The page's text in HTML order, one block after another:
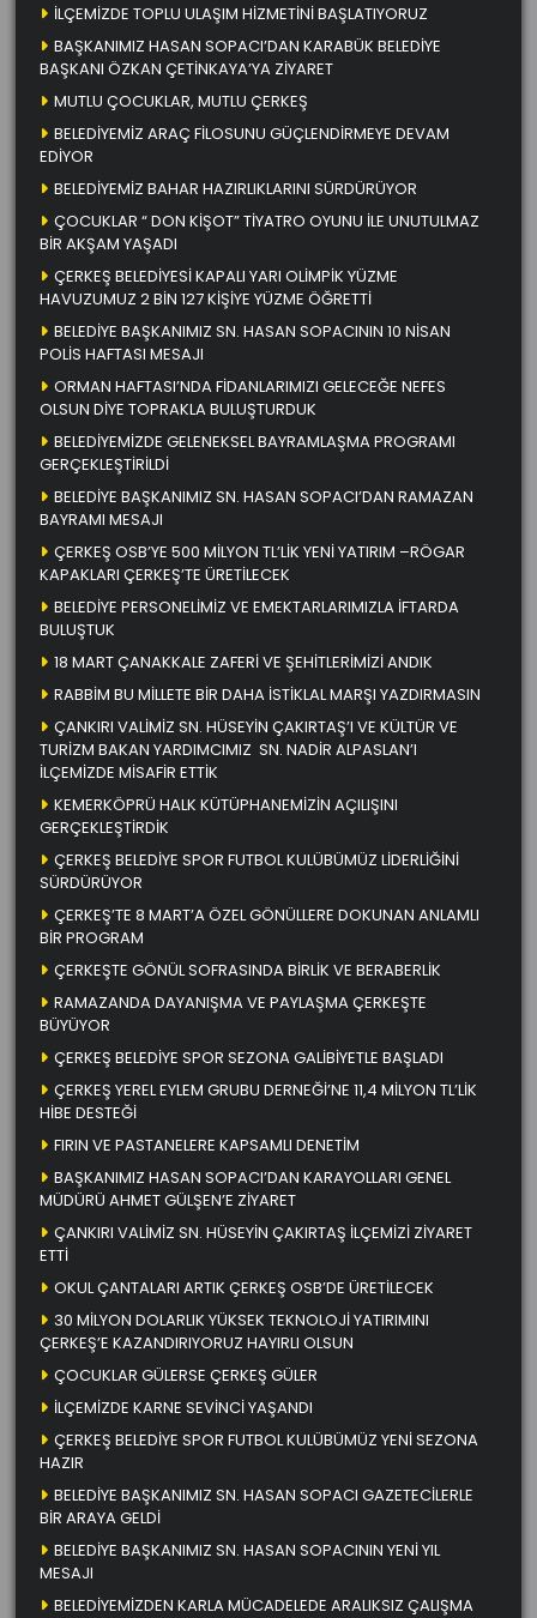
İLÇEMİZDE TOPLU ULAŞIM HİZMETİNİ BAŞLATIYORUZ
BAŞKANIMIZ HASAN SOPACI’DAN KARABÜK BELEDİYE
BAŞKANI ÖZKAN ÇETİNKAYA’YA ZİYARET
MUTLU ÇOCUKLAR, MUTLU ÇERKEŞ
BELEDİYEMİZ ARAÇ FİLOSUNU GÜÇLENDİRMEYE DEVAM
EDİYOR
BELEDİYEMİZ BAHAR HAZIRLIKLARINI SÜRDÜRÜYOR
ÇOCUKLAR “ DON KİŞOT” TİYATRO OYUNU İLE UNUTULMAZ
BİR AKŞAM YAŞADI
ÇERKEŞ BELEDİYESİ KAPALI YARI OLİMPİK YÜZME
HAVUZUMUZ 2 BİN 127 KİŞİYE YÜZME ÖĞRETTİ
BELEDİYE BAŞKANIMIZ SN. HASAN SOPACININ 10 NİSAN
POLİS HAFTASI MESAJI
ORMAN HAFTASI’NDA FİDANLARIMIZI GELECEĞE NEFES
OLSUN DİYE TOPRAKLA BULUŞTURDUK
BELEDİYEMİZDE GELENEKSEL BAYRAMLAŞMA PROGRAMI
GERÇEKLEŞTİRİLDİ
BELEDİYE BAŞKANIMIZ SN. HASAN SOPACI’DAN RAMAZAN
BAYRAMI MESAJI
ÇERKEŞ OSB’YE 500 MİLYON TL’LİK YENİ YATIRIM –RÖGAR
KAPAKLARI ÇERKEŞ’TE ÜRETİLECEK
BELEDİYE PERSONELİMİZ VE EMEKTARLARIMIZLA İFTARDA
BULUŞTUK
18 MART ÇANAKKALE ZAFERİ VE ŞEHİTLERİMİZİ ANDIK
RABBİM BU MİLLETE BİR DAHA İSTİKLAL MARŞI YAZDIRMASIN
ÇANKIRI VALİMİZ SN. HÜSEYİN ÇAKIRTAŞ’I VE KÜLTÜR VE
TURİZM BAKAN YARDIMCIMIZ SN. NADİR ALPASLAN’I
İLÇEMİZDE MİSAFİR ETTİK
KEMERKÖPRÜ HALK KÜTÜPHANEMİZİN AÇILIŞINI
GERÇEKLEŞTİRDİK
ÇERKEŞ BELEDİYE SPOR FUTBOL KULÜBÜMÜZ LİDERLİĞİNİ
SÜRDÜRÜYOR
ÇERKEŞ’TE 8 MART’A ÖZEL GÖNÜLLERE DOKUNAN ANLAMLI
BİR PROGRAM
ÇERKEŞTE GÖNÜL SOFRASINDA BİRLİK VE BERABERLİK
RAMAZANDA DAYANIŞMA VE PAYLAŞMA ÇERKEŞTE
BÜYÜYOR
ÇERKEŞ BELEDİYE SPOR SEZONA GALİBİYETLE BAŞLADI
ÇERKEŞ YEREL EYLEM GRUBU DERNEĞİ’NE 11,4 MİLYON TL’LİK
HİBE DESTEĞİ
FIRIN VE PASTANELERE KAPSAMLI DENETİM
BAŞKANIMIZ HASAN SOPACI’DAN KARAYOLLARI GENEL
MÜDÜRÜ AHMET GÜLŞEN’E ZİYARET
ÇANKIRI VALİMİZ SN. HÜSEYİN ÇAKIRTAŞ İLÇEMİZİ ZİYARET
ETTİ
OKUL ÇANTALARI ARTIK ÇERKEŞ OSB’DE ÜRETİLECEK
30 MİLYON DOLARLIK YÜKSEK TEKNOLOJİ YATIRIMINI
ÇERKEŞ’E KAZANDIRIYORUZ HAYIRLI OLSUN
ÇOCUKLAR GÜLERSE ÇERKEŞ GÜLER
İLÇEMİZDE KARNE SEVİNCİ YAŞANDI
ÇERKEŞ BELEDİYE SPOR FUTBOL KULÜBÜMÜZ YENİ SEZONA
HAZIR
BELEDİYE BAŞKANIMIZ SN. HASAN SOPACI GAZETECİLERLE
BİR ARAYA GELDİ
BELEDİYE BAŞKANIMIZ SN. HASAN SOPACININ YENİ YIL
MESAJI
BELEDİYEMİZDEN KARLA MÜCADELEDE ARALIKSIZ ÇALIŞMA